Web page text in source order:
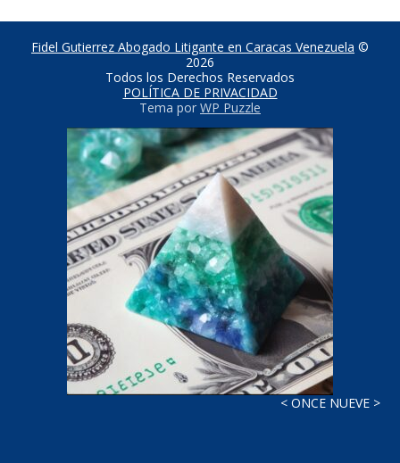
Fidel Gutierrez Abogado Litigante en Caracas Venezuela ©
2026
Todos los Derechos Reservados
POLÍTICA DE PRIVACIDAD
Tema por WP Puzzle
< ONCE NUEVE >